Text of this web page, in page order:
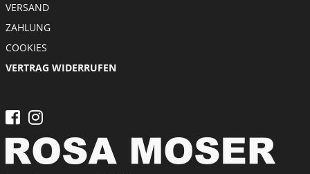
VERSAND
ZAHLUNG
COOKIES
VERTRAG WIDERRUFEN